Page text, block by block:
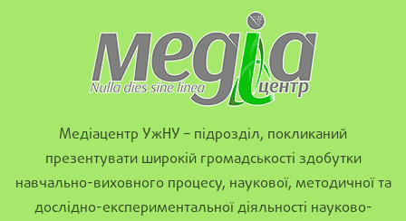
Медіацентр УжНУ – підрозділ, покликаний
презентувати широкій громадськості здобутки
навчально-виховного процесу, наукової, методичної та
дослідно-експериментальної діяльності науково-